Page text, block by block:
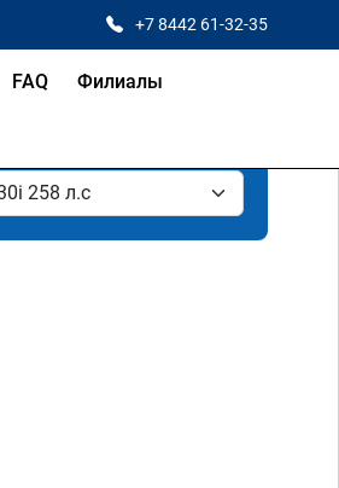
+7 8442 61-32-35
FAQ Филиалы